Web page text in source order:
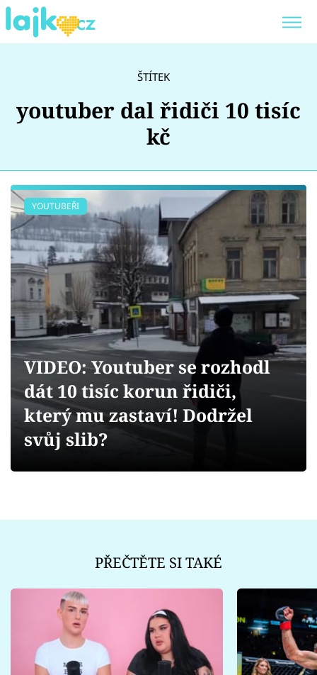
Showbyznys
Youtubeři
Virály
Sex a vztahy
Videa
Sledujte prima+
Přihlášení
ŠTÍTEK
youtuber dal řidiči 10 tisíc
kč
YOUTUBEŘI
VIDEO: Youtuber se rozhodl
dát 10 tisíc korun řidiči,
který mu zastaví! Dodržel
svůj slib?
PŘEČTĚTE SI TAKÉ